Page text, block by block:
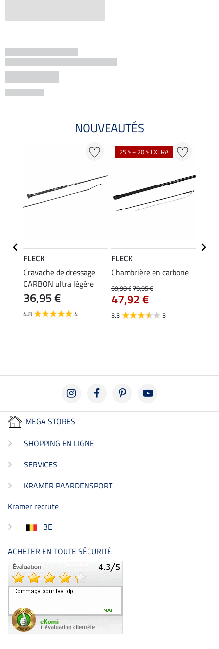
NOUVEAUTÉS
FLECK
Cravache de dressage
CARBON ultra légère
36,95 €
4.8 4
25 % + 20 % EXTRA
FLECK
Chambrière en carbone
59,90 €79,95 €
47,92 €
3.3 3
MEGA STORES
SHOPPING EN LIGNE
SERVICES
KRAMER PAARDENSPORT
Kramer recrute
BE
ACHETER EN TOUTE SÉCURITÉ